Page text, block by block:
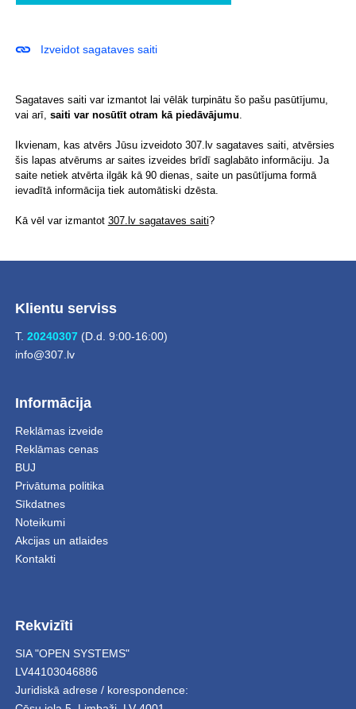
Izveidot sagataves saiti
Sagataves saiti var izmantot lai vēlāk turpinātu šo pašu pasūtījumu,
vai arī, saiti var nosūtīt otram kā piedāvājumu
Ikvienam, kas atvērs Jūsu izveidoto 307.lv sagataves saiti, atvērsies
šis lapas atvērums ar saites izveides brīdī saglabāto informāciju. Ja
saite netiek atvērta ilgāk kā 90 dienas, saite un pasūtījuma formā
ievadītā informācija tiek automātiski dzēsta.
Kā vēl var izmantot 307.lv sagataves saiti?
Klientu serviss
T. 20240307(D.d. 9:00-16:00)
info@307.lv
Informācija
Reklāmas izveide
Reklāmas cenas
BUJ
Privātuma politika
Sīkdatnes
Noteikumi
Akcijas un atlaides
Kontakti
Rekvizīti
SIA "OPEN SYSTEMS"
LV44103046886
Juridiskā adrese / korespondence: